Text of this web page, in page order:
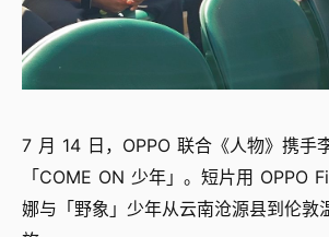
7 月 14 日，OPPO 联合《人物》携手
「COME ON 少年」。短片用 OPPO
娜与「野象」少年从云南沧源县到伦敦